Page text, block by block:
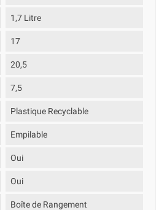
1,7 Litre
17
20,5
7,5
Plastique Recyclable
Empilable
Oui
Oui
Boîte de Rangement